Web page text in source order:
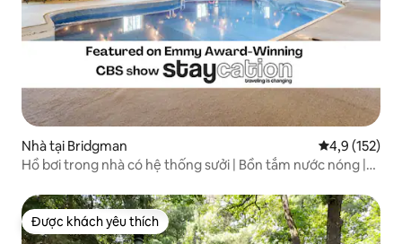
Nhà tại Bridgman Xếp hạng
4,9 (152)
Hồ bơi trong nhà có hệ thống sưởi | Bồn tắm nước nóng |
Được khách yêu thích
Được khách yêu thích